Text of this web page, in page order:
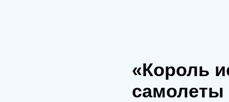
«Король
самолеты